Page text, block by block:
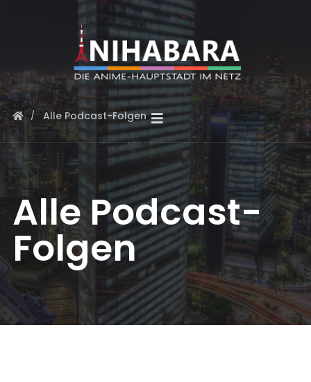
Alle Podcast-Folgen
Alle Podcast-
Folgen